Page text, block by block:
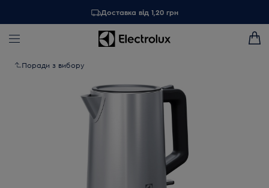
Доставка від 1,20 грн
Поради з вибору